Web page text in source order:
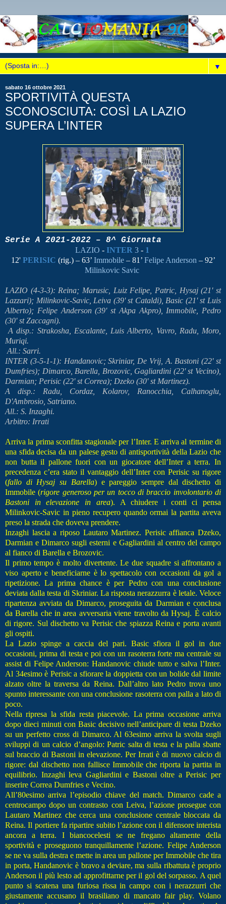
▼
sabato 16 ottobre 2021
SPORTIVITÀ QUESTA
SCONOSCIUTA: COSÌ LA LAZIO
SUPERA L’INTER
Serie A 2021-2022 – 8^ Giornata
LAZIO - INTER 3- 1
12' PERISIC (rig.) – 63’Immobile– 81’ Felipe Anderson– 92’
Milinkovic Savic
LAZIO (4-3-3): Reina; Marusic, Luiz Felipe, Patric, Hysaj (21' st
Lazzari); Milinkovic-Savic, Leiva (39' st Cataldi), Basic (21' st Luis
Alberto); Felipe Anderson (39' st Akpa Akpro), Immobile, Pedro
(30' st Zaccagni).
A disp.: Strakosha, Escalante, Luis Alberto, Vavro, Radu, Moro,
Muriqi.
All.: Sarri.
INTER (3-5-1-1): Handanovic; Skriniar, De Vrij, A. Bastoni (22' st
Dumfries); Dimarco, Barella, Brozovic, Gagliardini (22' st Vecino),
Darmian; Perisic (22' st Correa); Dzeko (30' st Martinez).
A disp.: Radu, Cordaz, Kolarov, Ranocchia, Calhanoglu,
D'Ambrosio, Satriano.
All.: S. Inzaghi.
Arbitro: Irrati
Arriva la prima sconfitta stagionale per l’Inter. E arriva al termine di
una sfida decisa da un palese gesto di antisportività della Lazio che
non butta il pallone fuori con un giocatore dell’Inter a terra. In
precedenza c’era stato il vantaggio dell’Inter con Perisic su rigore
(fallo di Hysaj su Barella) e pareggio sempre dal dischetto di
Immobile (rigore generoso per un tocco di braccio involontario di
Bastoni in elevazione in area). A chiudere i conti ci pensa
Milinkovic-Savic in pieno recupero quando ormai la partita aveva
preso la strada che doveva prendere.
Inzaghi lascia a riposo Lautaro Martinez. Perisic affianca Dzeko,
Darmian e Dimarco sugli esterni e Gagliardini al centro del campo
al fianco di Barella e Brozovic.
Il primo tempo è molto divertente. Le due squadre si affrontano a
viso aperto e beneficiarne è lo spettacolo con occasioni da gol a
ripetizione. La prima chance è per Pedro con una conclusione
deviata dalla testa di Skriniar. La risposta nerazzurra è letale. Veloce
ripartenza avviata da Dimarco, proseguita da Darmian e conclusa
da Barella che in area avversaria viene travolto da Hysaj. È calcio
di rigore. Sul dischetto va Perisic che spiazza Reina e porta avanti
gli ospiti.
La Lazio spinge a caccia del pari. Basic sfiora il gol in due
occasioni, prima di testa e poi con un rasoterra forte ma centrale su
assist di Felipe Anderson: Handanovic chiude tutto e salva l’Inter.
Al 34esimo è Perisic a sfiorare la doppietta con un bolide dal limite
alzato oltre la traversa da Reina. Dall’altro lato Pedro trova uno
spunto interessante con una conclusione rasoterra con palla a lato di
poco.
Nella ripresa la sfida resta piacevole. La prima occasione arriva
dopo dieci minuti con Basic decisivo nell’anticipare di testa Dzeko
su un perfetto cross di Dimarco. Al 63esimo arriva la svolta sugli
sviluppi di un calcio d’angolo: Patric salta di testa e la palla sbatte
sul braccio di Bastoni in elevazione. Per Irrati è di nuovo calcio di
rigore: dal dischetto non fallisce Immobile che riporta la partita in
equilibrio. Inzaghi leva Gagliardini e Bastoni oltre a Perisic per
inserire Correa Dumfries e Vecino.
All’80esimo arriva l’episodio chiave del match. Dimarco cade a
centrocampo dopo un contrasto con Leiva, l’azione prosegue con
Lautaro Martinez che cerca una conclusione centrale bloccata da
Reina. Il portiere fa ripartire subito l’azione con il difensore interista
ancora a terra. I biancocelesti se ne fregano altamente della
sportività e proseguono tranquillamente l’azione. Felipe Anderson
se ne va sulla destra e mette in area un pallone per Immobile che tira
in porta, Handanovic è bravo a deviare, ma sulla ribattuta è proprio
Anderson il più lesto ad approfittarne per il gol del sorpasso. A quel
punto si scatena una furiosa rissa in campo con i nerazzurri che
giustamente accusano il brasiliano di mancato fair play. Volano